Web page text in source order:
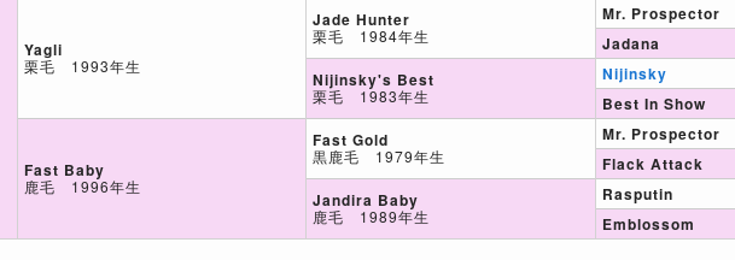
Yagli
栗毛 1993年生
Fast Baby
鹿毛 1996年生
Jade Hunter
栗毛 1984年生
Nijinsky's Best
栗毛 1983年生
Fast Gold
黒鹿毛 1979年生
Jandira Baby
鹿毛 1989年生
Mr. Prospector
Jadana
Nijinsky
Best In Show
Mr. Prospector
Flack Attack
Rasputin
Emblossom